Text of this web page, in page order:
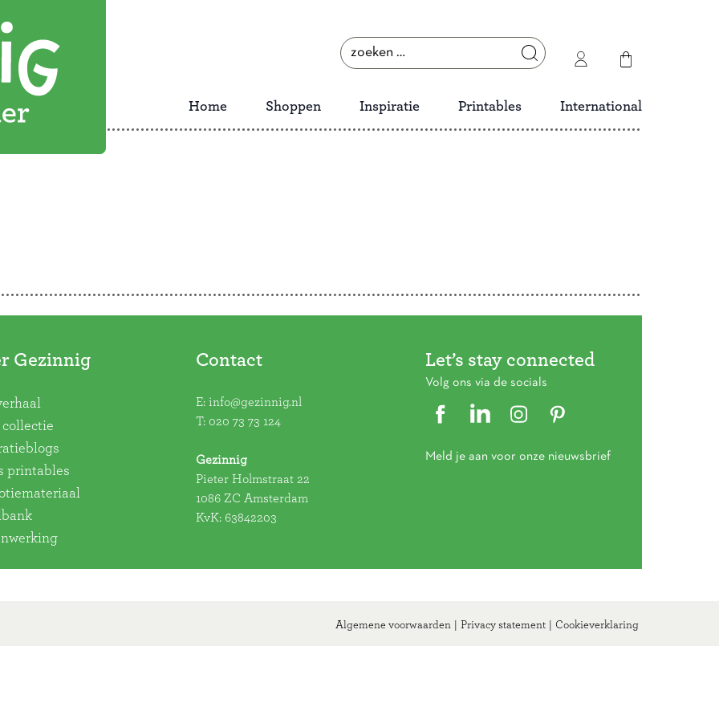
zoeken
naar:
Home Shoppen Inspiratie Printables International
Gezinnig
collectie
printables
Contact
E: info@gezinnig.nl
T: 020 73 73 124
Gezinnig
Pieter Holmstraat 22
1086 ZC Amsterdam
KvK: 63842203
Let’s stay connected
Volg ons via de socials
Meld je aan voor onze nieuwsbrief
Algemene voorwaarden Privacy statement Cookieverklaring